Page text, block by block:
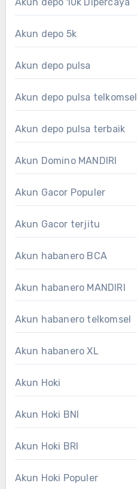
Akun depo 5k
Akun depo pulsa
Akun depo pulsa telkomsel
Akun depo pulsa terbaik
Akun Domino MANDIRI
Akun Gacor Populer
Akun Gacor terjitu
Akun habanero BCA
Akun habanero MANDIRI
Akun habanero telkomsel
Akun habanero XL
Akun Hoki
Akun Hoki BNI
Akun Hoki BRI
Akun Hoki Populer